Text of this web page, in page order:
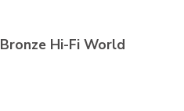
Hi-Fi World